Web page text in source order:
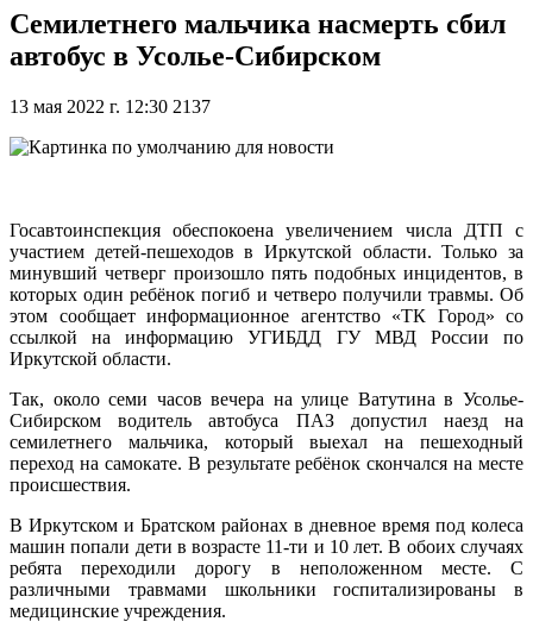
Семилетнего мальчика насмерть сбил
автобус в Усолье-Сибирском
13 мая 2022 г. 12:30 2137
Госавтоинспекция обеспокоена увеличением числа ДТП с
участием детей-пешеходов в Иркутской области. Только за
минувший четверг произошло пять подобных инцидентов, в
которых один ребёнок погиб и четверо получили травмы. Об
этом сообщает информационное агентство «ТК Город» со
ссылкой на информацию УГИБДД ГУ МВД России по
Иркутской области.
Так, около семи часов вечера на улице Ватутина в Усолье-
Сибирском водитель автобуса ПАЗ допустил наезд на
семилетнего мальчика, который выехал на пешеходный
переход на самокате. В результате ребёнок скончался на месте
происшествия.
В Иркутском и Братском районах в дневное время под колеса
машин попали дети в возрасте 11-ти и 10 лет. В обоих случаях
ребята переходили дорогу в неположенном месте. С
различными травмами школьники госпитализированы в
медицинские учреждения.